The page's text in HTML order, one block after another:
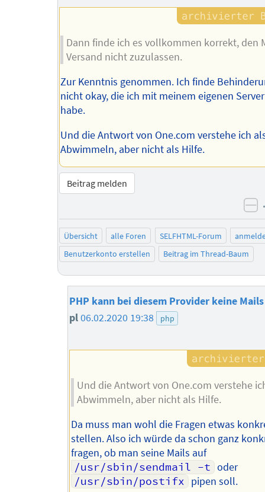
Dann finde ich es vollkommen korrekt, den
Versand nicht zuzulassen.
Zur Kenntnis genommen. Ich finde
nicht okay, die ich mit meinem eigenen
habe.
Und die Antwort von One.com verstehe ich
Abwimmeln, aber nicht als Hilfe.
Beitrag melden
Übersicht alle Foren SELFHTML-Forum
Benutzerkonto erstellen
Beitrag im Thread-Baum
PHP kann bei diesem Provider keine
pl06.02.2020 19:38 php
Und die Antwort von One.com verstehe
Abwimmeln, aber nicht als Hilfe.
Da muss man wohl die Fragen etwas
stellen. Also ich würde da schon ganz
fragen, ob man seine Mails auf
/usr/sbin/sendmail -t oder
/usr/sbin/postifx pipen soll.